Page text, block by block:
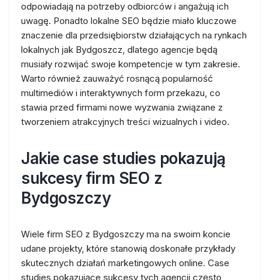
odpowiadają na potrzeby odbiorców i angażują ich
uwagę. Ponadto lokalne SEO będzie miało kluczowe
znaczenie dla przedsiębiorstw działających na rynkach
lokalnych jak Bydgoszcz, dlatego agencje będą
musiały rozwijać swoje kompetencje w tym zakresie.
Warto również zauważyć rosnącą popularność
multimediów i interaktywnych form przekazu, co
stawia przed firmami nowe wyzwania związane z
tworzeniem atrakcyjnych treści wizualnych i video.
Jakie case studies pokazują
sukcesy firm SEO z
Bydgoszczy
Wiele firm SEO z Bydgoszczy ma na swoim koncie
udane projekty, które stanowią doskonałe przykłady
skutecznych działań marketingowych online. Case
studies pokazujące sukcesy tych agencji często